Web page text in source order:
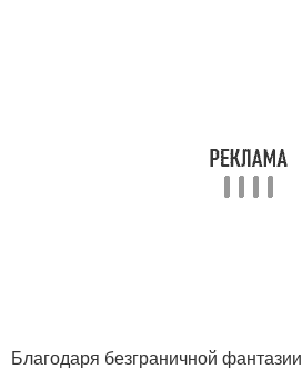
Благодаря безграничной